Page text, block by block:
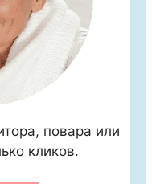
повара или
кликов.